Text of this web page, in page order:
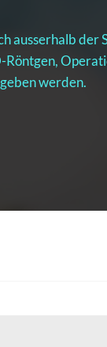
ausserhalb der
Röntgen,
werden.